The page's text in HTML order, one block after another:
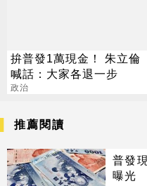
拚普發1萬現金！ 朱立倫
喊話：大家各退一步
政治
推薦閱讀
普發
曝光